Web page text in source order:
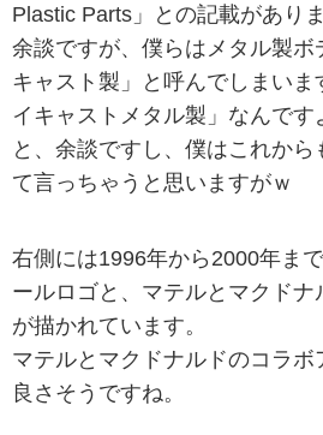
Plastic Parts」との記載がありま
余談ですが、僕らはメタル製ボ
キャスト製」と呼んでしまい
イキャストメタル製」なんです
と、余談ですし、僕はこれから
て言っちゃうと思いますがｗ
右側には1996年から2000年ま
ールロゴと、マテルとマクドナ
が描かれています。
マテルとマクドナルドのコラボ
良さそうですね。